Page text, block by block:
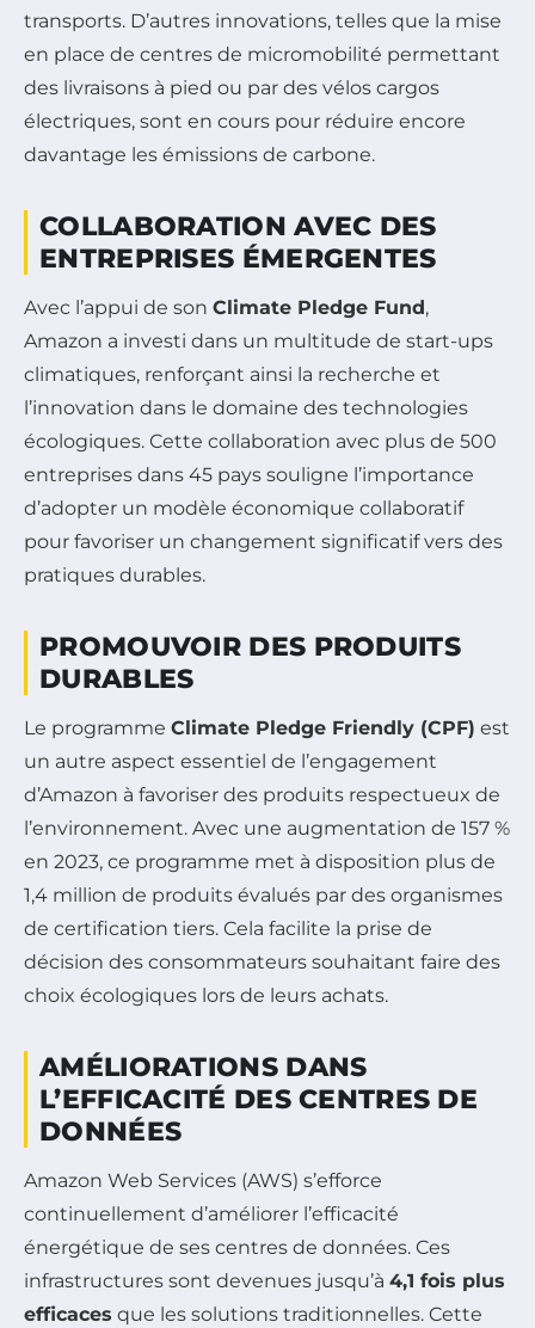
transports. D’autres innovations, telles que la mise
en place de centres de micromobilité permettant
des livraisons à pied ou par des vélos cargos
électriques, sont en cours pour réduire encore
davantage les émissions de carbone.
COLLABORATION AVEC DES
ENTREPRISES ÉMERGENTES
Avec l’appui de son Climate Pledge Fund,
Amazon a investi dans un multitude de start-ups
climatiques, renforçant ainsi la recherche et
l’innovation dans le domaine des technologies
écologiques. Cette collaboration avec plus de 500
entreprises dans 45 pays souligne l’importance
d’adopter un modèle économique collaboratif
pour favoriser un changement significatif vers des
pratiques durables.
PROMOUVOIR DES PRODUITS
DURABLES
Le programme Climate Pledge Friendly (CPF) est
un autre aspect essentiel de l’engagement
d’Amazon à favoriser des produits respectueux de
l’environnement. Avec une augmentation de 157 %
en 2023, ce programme met à disposition plus de
1,4 million de produits évalués par des organismes
de certification tiers. Cela facilite la prise de
décision des consommateurs souhaitant faire des
choix écologiques lors de leurs achats.
AMÉLIORATIONS DANS
L’EFFICACITÉ DES CENTRES DE
DONNÉES
Amazon Web Services (AWS) s’efforce
continuellement d’améliorer l’efficacité
énergétique de ses centres de données. Ces
infrastructures sont devenues jusqu’à 4,1 fois plus
efficaces que les solutions traditionnelles. Cette